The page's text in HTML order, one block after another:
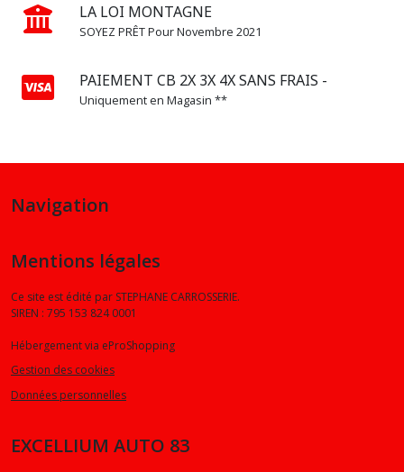
LA LOI MONTAGNE
SOYEZ PRÊT Pour Novembre 2021
PAIEMENT CB 2X 3X 4X SANS FRAIS -
Uniquement en Magasin **
Afficher
Navigation
Mentions légales
Ce site est édité par STEPHANE CARROSSERIE.
SIREN : 795 153 824 0001
Hébergement via eProShopping
Gestion des cookies
Données personnelles
EXCELLIUM AUTO 83